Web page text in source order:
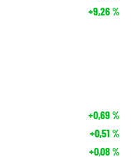
+9,26%
+0,69%
+0,51 %
+0,08%